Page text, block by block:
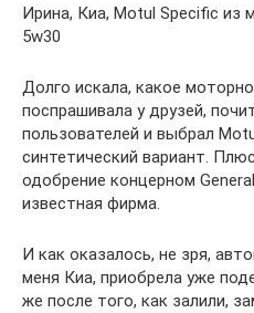
Ирина, Киа, Motul Specific из
5w30
Долго искала, какое
поспрашивала у друзей,
пользователей и выбрал
синтетический вариант.
одобрение концерном
известная фирма.
И как оказалось, не зря,
меня Киа, приобрела уже
же после того, как залили,